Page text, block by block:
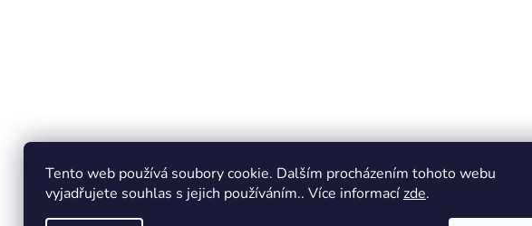
Tento web používá soubory cookie. Dalším procházením tohoto webu
vyjadřujete souhlas s jejich používáním.. Více informacízde.